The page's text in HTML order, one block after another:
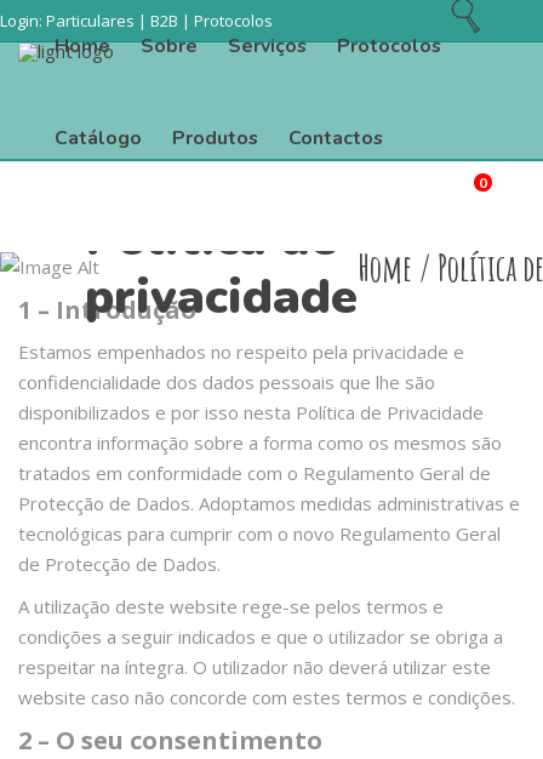
Login: Particulares | B2B | Protocolos
0
Home Sobre Serviços Protocolos
Catálogo Produtos Contactos
Política de
privacidadeHome / Política
1 – Introdução
Estamos empenhados no respeito pela privacidade e
confidencialidade dos dados pessoais que lhe são
disponibilizados e por isso nesta Política de Privacidade
encontra informação sobre a forma como os mesmos são
tratados em conformidade com o Regulamento Geral de
Protecção de Dados. Adoptamos medidas administrativas e
tecnológicas para cumprir com o novo Regulamento Geral
de Protecção de Dados.
A utilização deste website rege-se pelos termos e
condições a seguir indicados e que o utilizador se obriga a
respeitar na íntegra. O utilizador não deverá utilizar este
website caso não concorde com estes termos e condições.
2 – O seu consentimento